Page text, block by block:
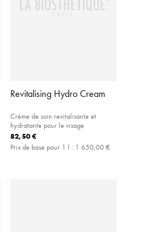
Revitalising Hydro Cream
Crème de soin revitalisante et
hydratante pour le visage
82,50 €
Prix de base pour 1 l : 1 650,00 €